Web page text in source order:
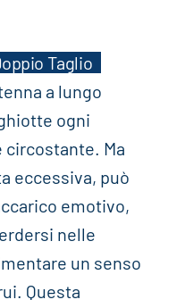
Taglio
a lungo
ogni
circostante. Ma
eccessiva, può
emotivo,
nelle
un senso
Questa